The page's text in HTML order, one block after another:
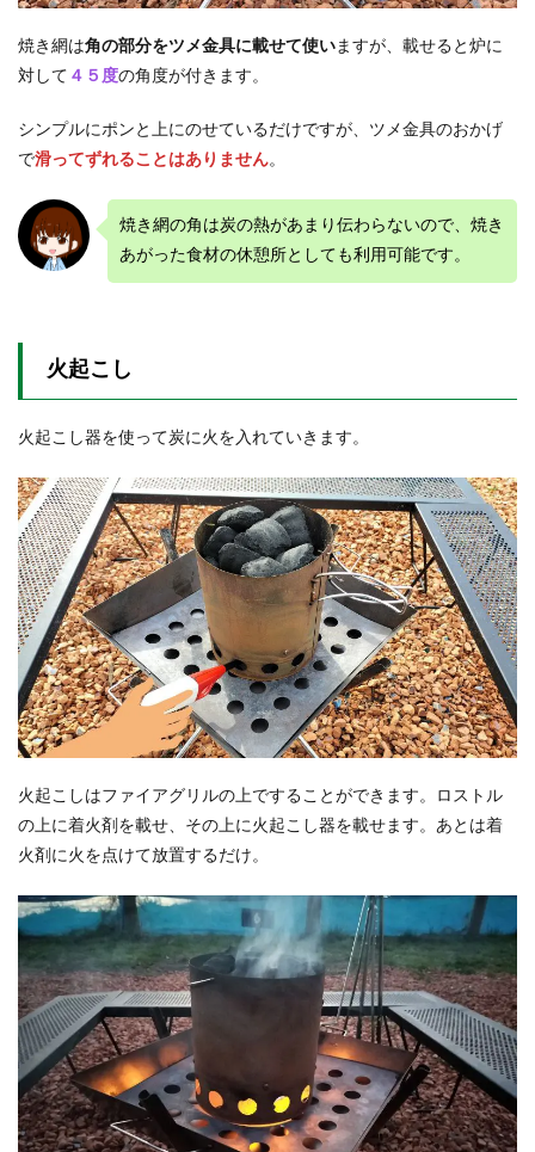
焼き網は角の部分をツメ金具に載せて使い ますが、載せると炉に
対して ４５度の角度が付きます。
シンプルにポンと上にのせているだけですが、ツメ金具のおかげ
で滑ってずれることはありません。
焼き網の角は炭の熱があまり伝わらないので、焼き
あがった食材の休憩所としても利用可能です。
火起こし
火起こし器を使って炭に火を入れていきます。
火起こしはファイアグリルの上ですることができます。ロストル
の上に着火剤を載せ、その上に火起こし器を載せます。あとは着
火剤に火を点けて放置するだけ。